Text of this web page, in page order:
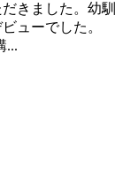
きました。幼馴
ューでした。
...